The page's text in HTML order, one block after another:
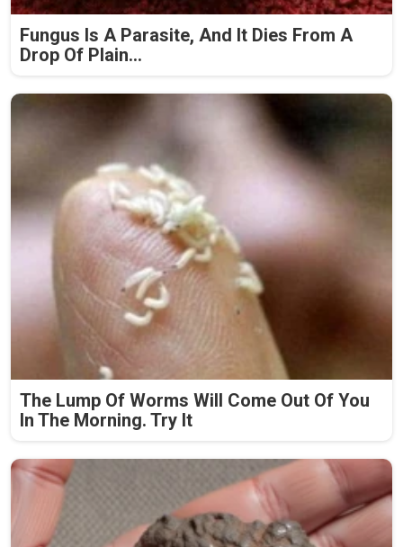
Fungus Is A Parasite, And It Dies From A
Drop Of Plain...
The Lump Of Worms Will Come Out Of You
In The Morning. Try It